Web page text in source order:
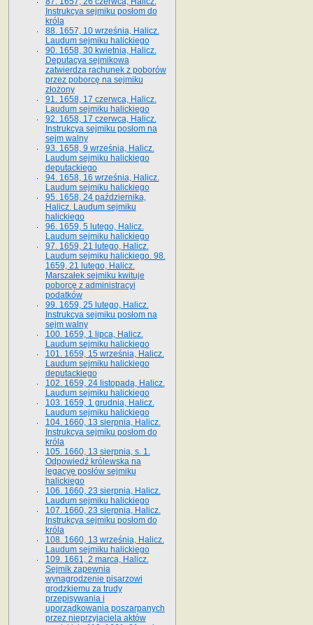
Instrukcya sejmiku posłom do
króla
88. 1657, 10 września, Halicz.
Laudum sejmiku halickiego
90. 1658, 30 kwietnia, Halicz.
Deputacya sejmikowa
zatwierdza rachunek z poborów
przez poborcę na sejmiku
złożony
91. 1658, 17 czerwca, Halicz.
Laudum sejmiku halickiego
92. 1658, 17 czerwca, Halicz.
Instrukcya sejmiku posłom na
sejm walny
93. 1658, 9 września, Halicz.
Laudum sejmiku halickiego
deputackiego
94. 1658, 16 września, Halicz.
Laudum sejmiku halickiego
95. 1658, 24 października,
Halicz. Laudum sejmiku
halickiego
96. 1659, 5 lutego, Halicz.
Laudum sejmiku halickiego
97. 1659, 21 lutego, Halicz.
Laudum sejmiku halickiego. 98.
1659, 21 lutego, Halicz.
Marszałek sejmiku kwituje
poborcę z administracyi
podatków
99. 1659, 25 lutego, Halicz.
Instrukcya sejmiku posłom na
sejm walny
100. 1659, 1 lipca, Halicz.
Laudum sejmiku halickiego
101. 1659, 15 września, Halicz.
Laudum sejmiku halickiego
deputackiego
102. 1659, 24 listopada, Halicz.
Laudum sejmiku halickiego
103. 1659, 1 grudnia, Halicz.
Laudum sejmiku halickiego
104. 1660, 13 sierpnia, Halicz.
Instrukcya sejmiku posłom do
króla
105. 1660, 13 sierpnia, s. 1.
Odpowiedź królewska na
legacyę posłów sejmiku
halickiego
106. 1660, 23 sierpnia, Halicz.
Laudum sejmiku halickiego
107. 1660, 23 sierpnia, Halicz.
Instrukcya sejmiku posłom do
króla
108. 1660, 13 września, Halicz.
Laudum sejmiku halickiego
109. 1661, 2 marca, Halicz.
Sejmik zapewnia
wynagrodzenie pisarzowi
grodzkiemu za trudy
przepisywania i
uporządkowania poszarpanych
przez nieprzyjaciela aktów